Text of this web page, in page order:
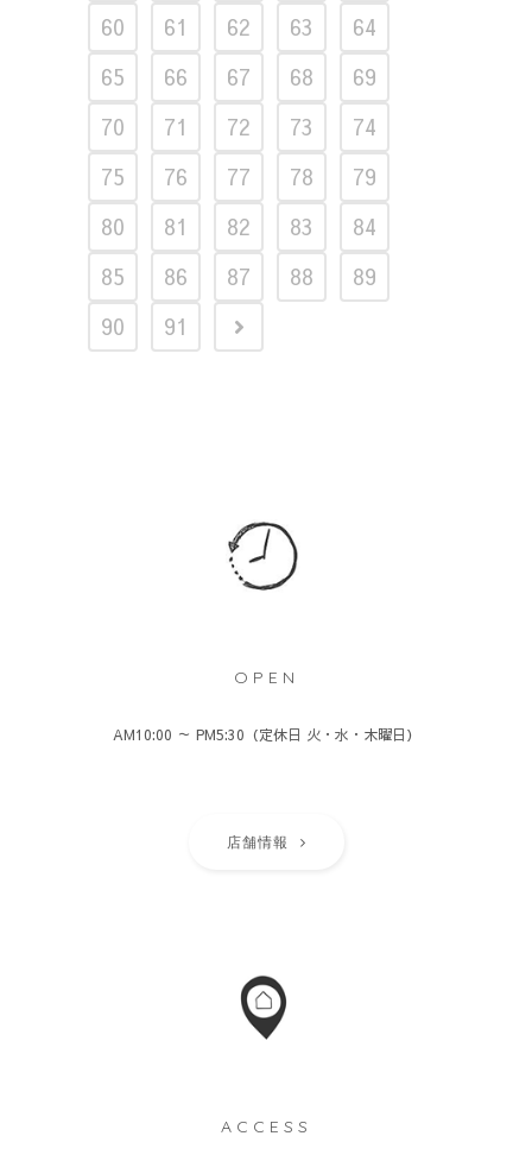
60
61 62 63
64
65
66 67 68
69
70
71 72 73
74
75
76 77 78
79
80
81 82 83
84
85
86 87 88
89
90
91
OPEN
AM10:00 ～ PM5:30（定休日 火・水・木曜日）
店舗情報
ACCESS